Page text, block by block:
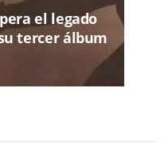
el legado
tercer álbum